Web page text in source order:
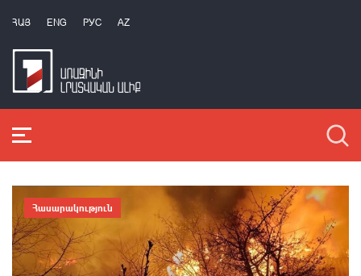
ՀԱՅ ENG РУС AZ
Հասարակություն